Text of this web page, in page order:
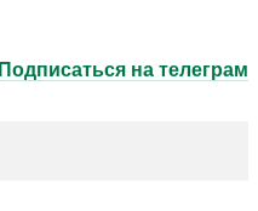
Подписаться на телеграм